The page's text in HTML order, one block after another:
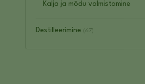
Kalja ja mõdu valmistamine
Destilleerimine (67)